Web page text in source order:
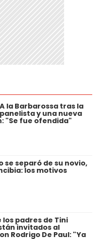
la Barbarossa tras la
y una nueva
"Se fue ofendida"
se separó de su novio,
los motivos
padres de Tini
invitados al
Rodrigo De Paul: "Ya